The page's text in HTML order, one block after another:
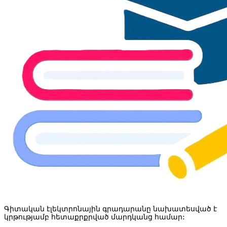
Գիտական էլեկտրոնային գրադարանը նախատեսված է
կրթությամբ հետաքրքրված մարդկանց համար: